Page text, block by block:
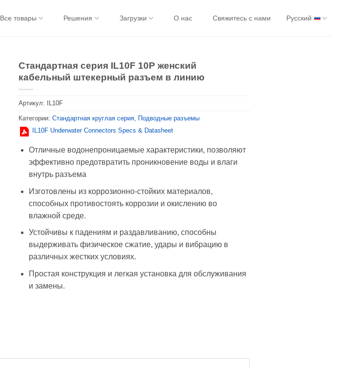
Все товары Решения Загрузки О нас Свяжитесь с нами Русский
Стандартная серия IL10F 10P женский
кабельный штекерный разъем в линию
Артикул: IL10F
Категории: Стандартная круглая серия, Подводные разъемы
IL10F Underwater Connectors Specs & Datasheet
Отличные водонепроницаемые характеристики, позволяют
эффективно предотвратить проникновение воды и влаги
внутрь разъема
Изготовлены из коррозионно-стойких материалов,
способных противостоять коррозии и окислению во
влажной среде.
Устойчивы к падениям и раздавливанию, способны
выдерживать физическое сжатие, удары и вибрацию в
различных жестких условиях.
Простая конструкция и легкая установка для обслуживания
и замены.